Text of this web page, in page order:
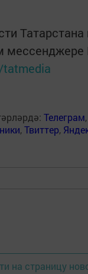
Татарстана
мессенджере
Телеграм,
,Твиттер,
на страницу